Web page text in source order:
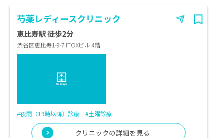
芍薬レディースクリニック
恵比寿駅 徒歩2分
渋谷区恵比寿1-9-7 ITOXビル 4階
#夜間（19時以降）診療 #土曜診療
クリニックの詳細を見る